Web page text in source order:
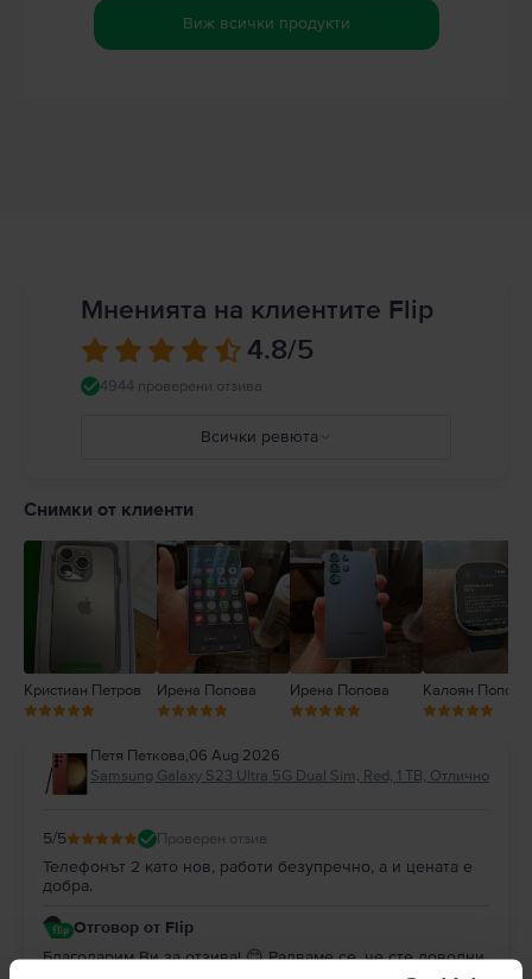
Виж всички продукти
Мненията на клиентите Flip
4.8/5
4944 проверени отзива
Всички ревюта
Снимки от клиенти
Кристиан Петров Ирена Попова Ирена Попова Калоян Попов
Петя Петкова,06 Aug 2026
Samsung Galaxy S23 Ultra 5G Dual Sim, Red, 1 TB, Отлично
5/5 Проверен отзив
Телефонът 2 като нов, работи безупречно, а и цената е
добра.
Отговор от Flip
Благодарим Ви за отзива! 😊 Радваме се, че сте доволни